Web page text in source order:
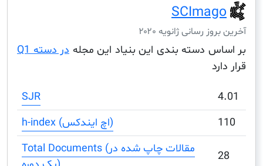
رسانی ژانویه ۲۰۲۰
دسته بندی این بنیاد این مجله در دسته Q1
Total Documents (مقالات چاپ شده در